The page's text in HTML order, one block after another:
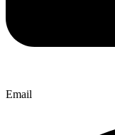
Email